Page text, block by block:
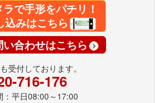
で手形をパチリ！
込みはこちら
合わせはこちら
受付しております。
716-176
：平日08:00～17:00